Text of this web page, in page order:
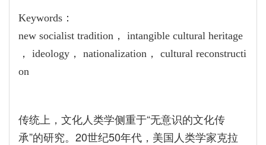
Keywords：
new socialist tradition， intangible cultural heritage
， ideology， nationalization， cultural reconstructi
on
传统上，文化人类学侧重于“无意识的文化传
承”的研究。20世纪50年代，美国人类学家克拉